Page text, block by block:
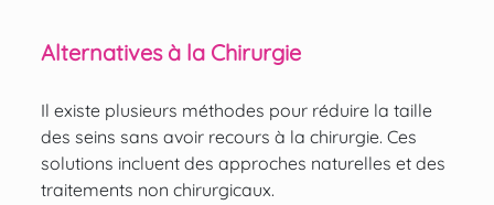
Alternatives à la Chirurgie
Il existe plusieurs méthodes pour réduire la taille
des seins sans avoir recours à la chirurgie. Ces
solutions incluent des approches naturelles et des
traitements non chirurgicaux.